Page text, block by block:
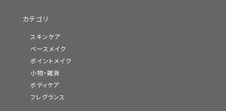
カテゴリ
スキンケア
ベースメイク
ポイントメイク
小物・雑貨
ボディケア
フレグランス